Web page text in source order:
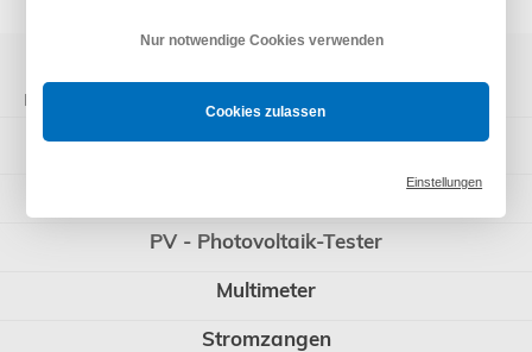
Kategorien
ST - Gerätetester
PV - Photovoltaik-Tester
Multimeter
Stromzangen
Nur notwendige Cookies verwenden
Cookies zulassen
Einstellungen